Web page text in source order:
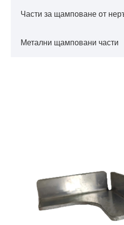
Части за щамповане от
Метални щамповани части